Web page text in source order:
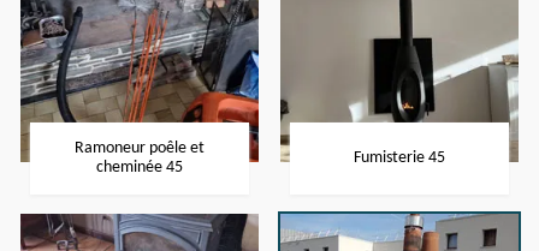
Ramoneur poêle et
cheminée 45
Fumisterie 45